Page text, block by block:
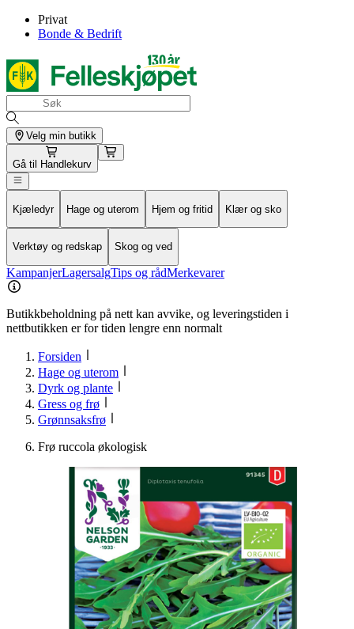
Privat
Bonde & Bedrift
Velg min butikk
Gå til Handlekurv
Kjæledyr Hage og uterom Hjem og fritid Klær og sko
Verktøy og redskap Skog og ved
KampanjerLagersalgTips og rådMerkevarer
Butikkbeholdning på nett kan avvike, og leveringstiden i
nettbutikken er for tiden lengre enn normalt
Forsiden
Hage og uterom
Dyrk og plante
Gress og frø
Grønnsaksfrø
Frø ruccola økologisk